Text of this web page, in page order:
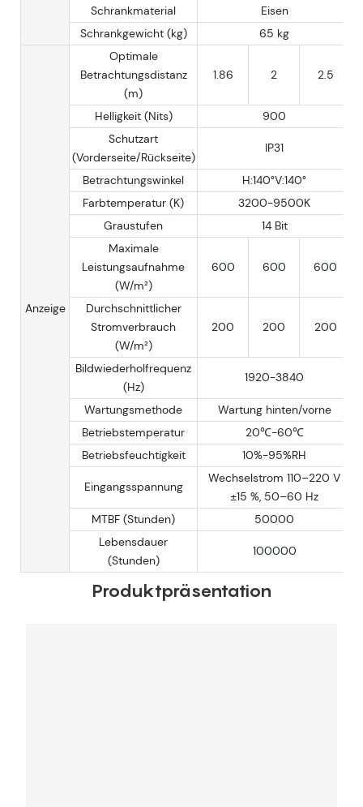
Schrankmaterial
Eisen
Schrankgewicht (kg)
65 kg
Anzeige
Optimale
Betrachtungsdistanz
(m)
1.86 2 2.5
Helligkeit (Nits)
900
Schutzart
(Vorderseite/Rückseite)
IP31
Betrachtungswinkel
H:140°V:140°
Farbtemperatur (K)
3200-9500K
Graustufen
14 Bit
Maximale
Leistungsaufnahme
(W/m²)
600 600 600
Durchschnittlicher
Stromverbrauch
(W/m²)
200 200 200
Bildwiederholfrequenz
(Hz)
1920-3840
Wartungsmethode
Wartung hinten/vorne
Betriebstemperatur
20℃-60℃
Betriebsfeuchtigkeit
10%-95%RH
Eingangsspannung
Wechselstrom 110–220 V
±15 %, 50–60 Hz
MTBF (Stunden)
50000
Lebensdauer
(Stunden)
100000
Produktpräsentation